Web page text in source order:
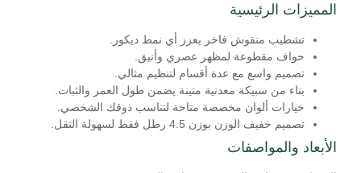
المميزات الرئيسية
تشطيب منقوش فاخر يعزز أي نمط ديكور.
حواف مقطوعة لمظهر عصري وأنيق.
تصميم واسع مع عدة أقسام لتنظيم مثالي.
بناء من سبيكة معدنية متينة يضمن طول العمر والثبات.
خيارات ألوان مخصصة متاحة لتناسب ذوقك الشخصي.
تصميم خفيف الوزن بوزن 4.5 رطل فقط لسهولة النقل.
الأبعاد والمواصفات